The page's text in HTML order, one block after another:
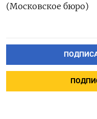
(Московское бюро)